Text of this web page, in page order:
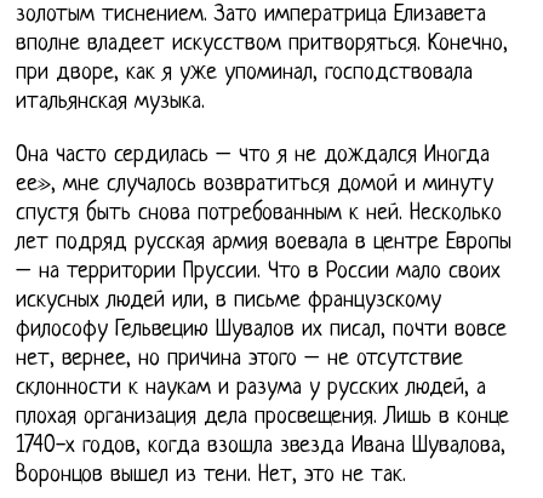
золотым тиснением. Зато императрица Елизавета
вполне владеет искусством притворяться. Конечно,
при дворе, как я уже упоминал, господствовала
итальянская музыка.
Она часто сердилась – что я не дождался Иногда
ее», мне случалось возвратиться домой и минуту
спустя быть снова потребованным к ней. Несколько
лет подряд русская армия воевала в центре Европы
– на территории Пруссии. Что в России мало своих
искусных людей или, в письме французскому
философу Гельвецию Шувалов их писал, почти вовсе
нет, вернее, но причина этого – не отсутствие
склонности к наукам и разума у русских людей, а
плохая организация дела просвещения. Лишь в конце
1740-х годов, когда взошла звезда Ивана Шувалова,
Воронцов вышел из тени. Нет, это не так.